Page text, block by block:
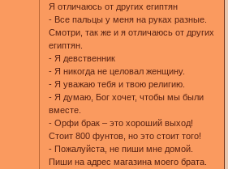
Я отличаюсь от других египтян
- Все пальцы у меня на руках разные.
Смотри, так же и я отличаюсь от других
египтян.
- Я девственник
- Я никогда не целовал женщину.
- Я уважаю тебя и твою религию.
- Я думаю, Бог хочет, чтобы мы были
вместе.
- Орфи брак – это хороший выход!
Стоит 800 фунтов, но это стоит того!
- Пожалуйста, не пиши мне домой.
Пиши на адрес магазина моего брата.